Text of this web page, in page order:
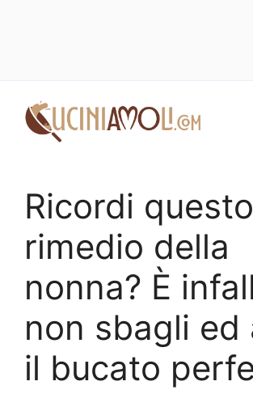
contenuto
Ricordi questo
rimedio della
nonna? È
non sbagli ed
il bucato